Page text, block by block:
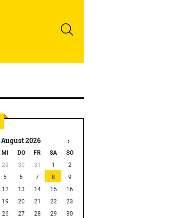
August 2026 ›
MI DO FR SA
SO
29 30 31 1
2
5 6 7 8
9
12 13 14 15
16
19 20 21 22
23
26 27 28 29 30